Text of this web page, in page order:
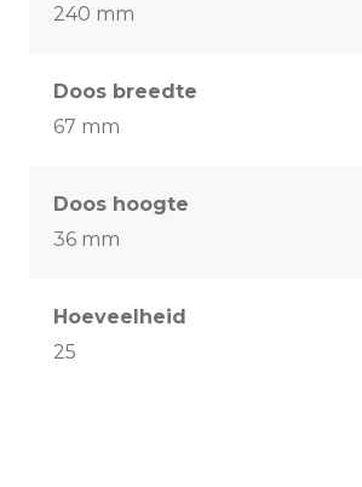
240 mm
Doos breedte
67 mm
Doos hoogte
36 mm
Hoeveelheid
25